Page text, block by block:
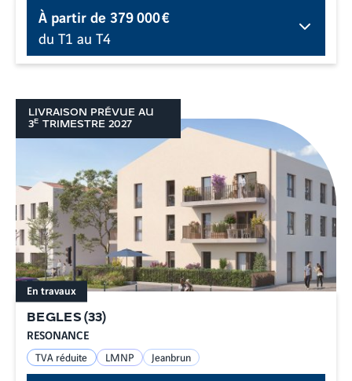
À partir de379 000 €
du T1 au T4
LIVRAISON PRÉVUE AU
3E TRIMESTRE 2027
BEGLES(33)
RESONANCE
En travaux
TVA réduite LMNP Jeanbrun